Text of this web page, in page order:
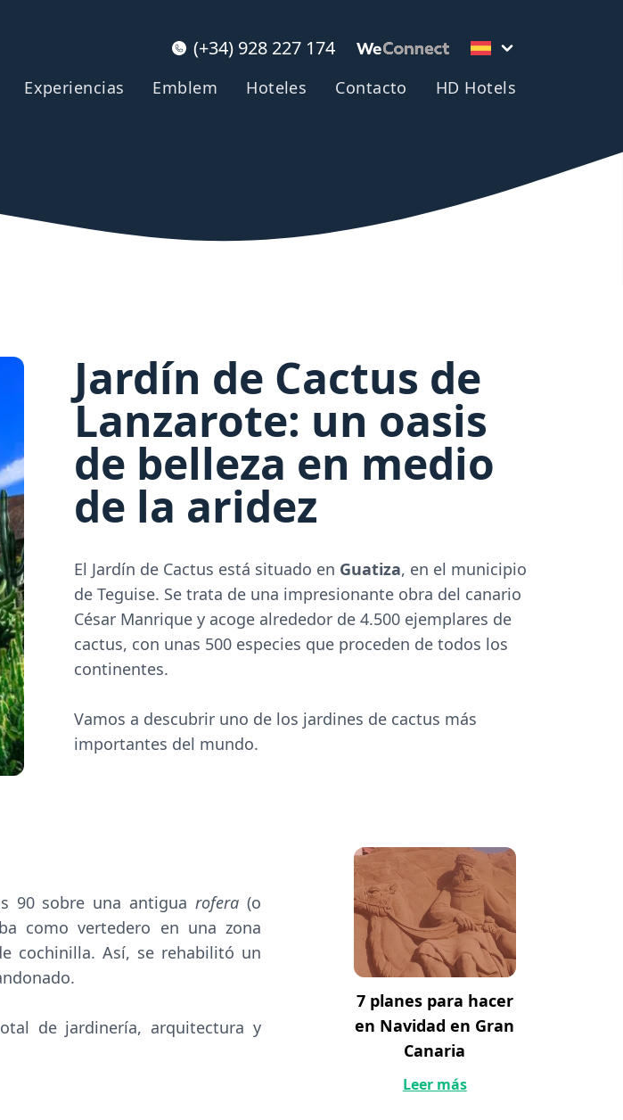
(+34) 928 227 174
Experiencias Emblem Hoteles Contacto HD Hotels
Jardín de Cactus de
Lanzarote: un oasis
de belleza en medio
de la aridez
El Jardín de Cactus está situado en Guatiza, en el municipio
de Teguise. Se trata de una impresionante obra del canario
César Manrique y acoge alrededor de 4.500 ejemplares de
cactus, con unas 500 especies que proceden de todos los
continentes.
Vamos a descubrir uno de los jardines de cactus más
importantes del mundo.
90 sobre una antigua rofera(o
como vertedero en una zona
cochinilla. Así, se rehabilitó un
de jardinería, arquitectura y
7 planes para hacer
en Navidad en Gran
Canaria
Leer más